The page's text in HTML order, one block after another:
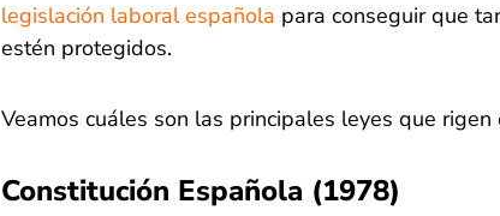
legislación laboral española para conseguir que
estén protegidos.
Veamos cuáles son las principales leyes que
Constitución Española (1978)